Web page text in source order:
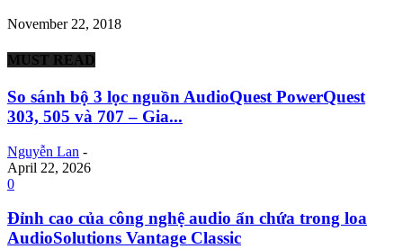
November 22, 2018
MUST READ
So sánh bộ 3 lọc nguồn AudioQuest PowerQuest
303, 505 và 707 – Gia...
Nguyễn Lan -
April 22, 2026
0
Đỉnh cao của công nghệ audio ẩn chứa trong loa
AudioSolutions Vantage Classic